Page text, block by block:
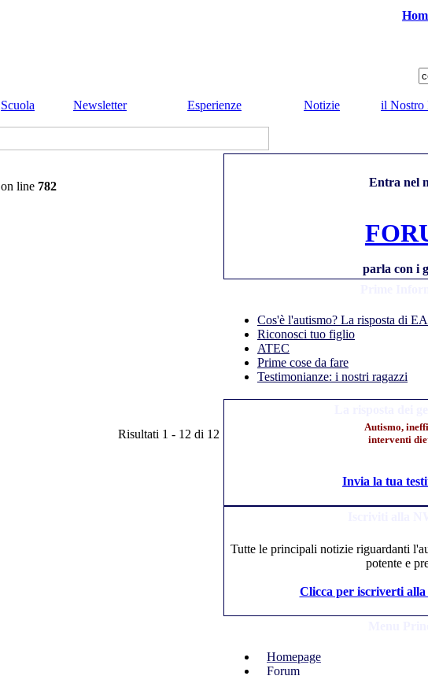
Scuola Newsletter Esperienze Notizie il Nostro
on line 782
Risultati 1 - 12 di 12
Entra nel
parla con i
Cos'è l'autismo? La risposta di EA
Riconosci tuo figlio
ATEC
Prime cose da fare
Testimonianze: i nostri ragazzi
Autismo,
interventi
Invia la tua
Tutte le principali notizie riguardanti
potente e
Clicca per iscriverti
Homepage
Forum